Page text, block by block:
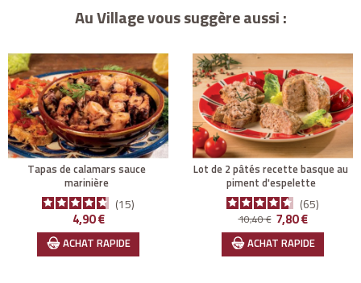
Au Village vous suggère aussi :
tapas de calamars sauce
marinière
15
Prix
4,90 €
ACHAT RAPIDE
lot de 2 pâtés recette basque au
piment d'espelette
65
Prix de base
10,40 € Prix
7,80 €
ACHAT RAPIDE